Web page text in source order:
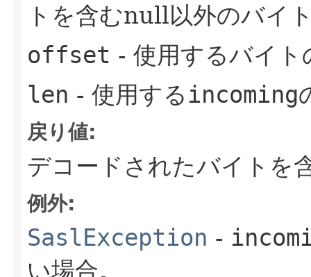
トを含むnull以外のバイ
offset - 使用するバイト
len - 使用する incoming
戻り値:
デコードされたバイトを
例外:
SaslException -
い場合。